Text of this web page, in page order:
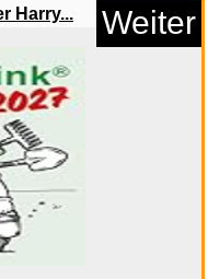
W...
Harry... Weiter